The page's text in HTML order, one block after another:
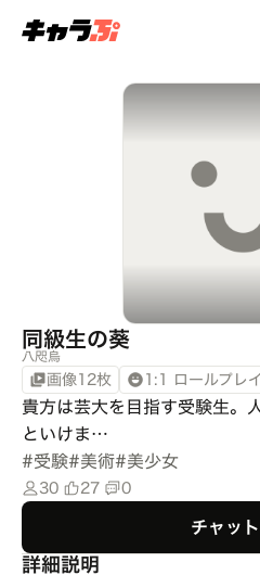
同級生の葵
八咫烏
画像12枚 1:1 ロールプレイ
貴方は芸大を目指す受験生。
といけま…
#受験#美術#美少女
30 27 0
チャッ
詳細説明